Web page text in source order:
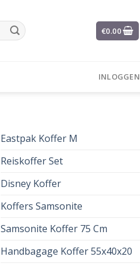
€0.00
INLOGGEN
Eastpak Koffer M
Reiskoffer Set
Disney Koffer
Koffers Samsonite
Samsonite Koffer 75 Cm
Handbagage Koffer 55x40x20